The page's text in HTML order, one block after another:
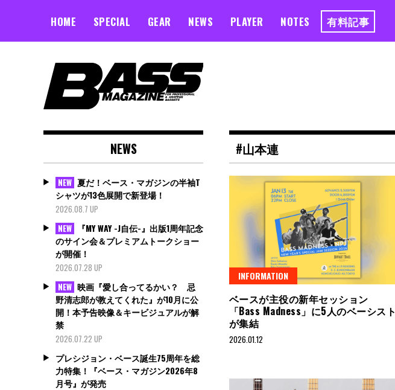
HOME SPECIAL GEAR NEWS PLAYER NOTES 有料記事
#山本連
INFORMATION
ベースが主役の新年セッション
「Bass Madness」に5人のベーシスト
が集結
2026.01.12
NEWS
NEW 夏だ！ベース・マガジンの半袖T
シャツが13色展開で新登場！
2026.08.7 UP
NEW
『MY WAY -J自伝-』出版1周年記念
のサイン会＆プレミアムトークショー
が開催！
2026.07.28 UP
NEW 映画『愛し合ってるかい？ 忌
野清志郎が教えてくれた』が10月に公
開！本予告映像＆キービジュアルが解
禁
2026.07.22 UP
プレシジョン・ベース誕生75周年を総
力特集！『ベース・マガジン2026年8
月号』が発売